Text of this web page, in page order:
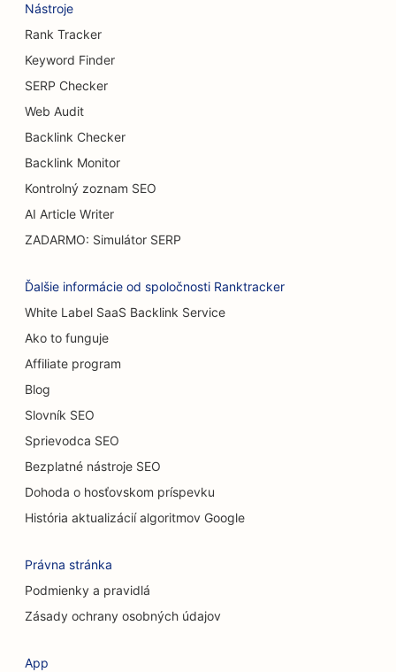
SEO pre pekárne chleba
SEO pre pivovary
SEO pre služby zväčšenia prsníkov
SEO pre bufetové reštaurácie
SEO pre popáleninových chirurgov
SEO pre kaviarne
SEO pre reštaurácie s príležitostným stravovaním
SEO pre predajne kobercov a podláh
SEO pre predajcov áut
SEO pre chiropraktikov
SEO pre mačacie kaviarne
SEO pre služby chemického peelingu
SEO pre obchody s oblečením
Nástroje
Rank Tracker
Keyword Finder
SERP Checker
Web Audit
Backlink Checker
Backlink Monitor
Kontrolný zoznam SEO
AI Article Writer
ZADARMO: Simulátor SERP
Ďalšie informácie od spoločnosti Ranktracker
White Label SaaS Backlink Service
Ako to funguje
Affiliate program
Blog
Slovník SEO
Sprievodca SEO
Bezplatné nástroje SEO
Dohoda o hosťovskom príspevku
História aktualizácií algoritmov Google
Právna stránka
Podmienky a pravidlá
Zásady ochrany osobných údajov
App